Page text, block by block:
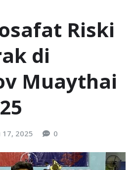
Riski
di
Muaythai
17, 2025 0